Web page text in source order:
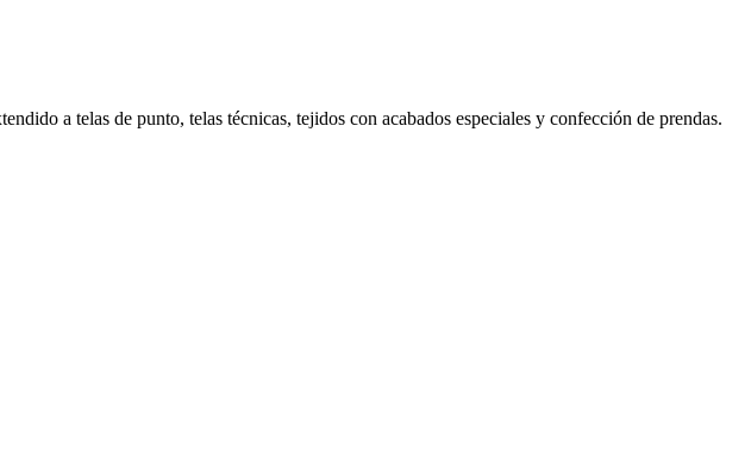
a telas de punto, telas técnicas, tejidos con acabados especiales y confección de prendas.